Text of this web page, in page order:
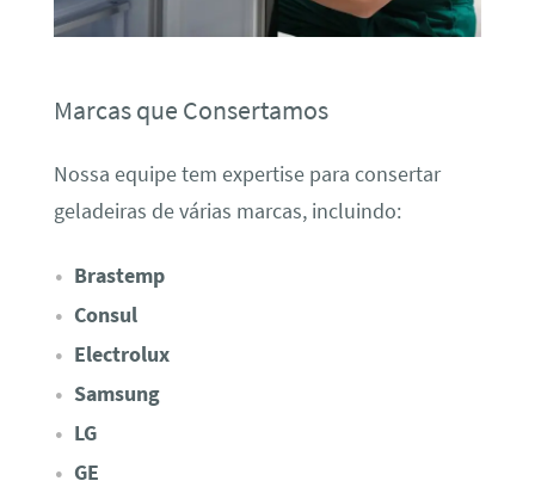
Marcas que Consertamos
Nossa equipe tem expertise para consertar
geladeiras de várias marcas, incluindo:
Brastemp
Consul
Electrolux
Samsung
LG
GE